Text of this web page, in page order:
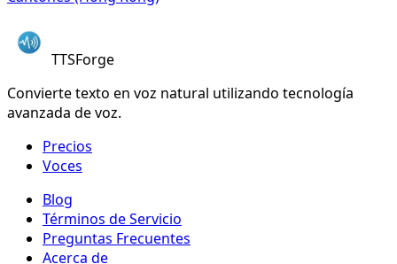
TTSForge
Convierte texto en voz natural utilizando tecnología
avanzada de voz.
Precios
Voces
Blog
Términos de Servicio
Preguntas Frecuentes
Acerca de